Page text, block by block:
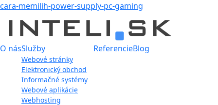
cara-memilih-power-supply-pc-gaming
O násSlužby
Webové stránky
Elektronický obchod
Informačné systémy
Webové aplikácie
Webhosting
ReferencieBlog